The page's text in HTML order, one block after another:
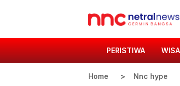
PERISTIWA
Home Nnc hype